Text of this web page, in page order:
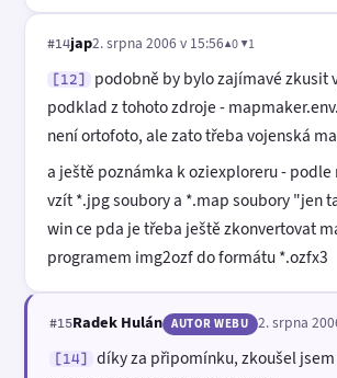
#14jap2. srpna 2006 v 15:56▲0 ▼1
[12]
podobně by bylo zajímavé zkusit
podklad z tohoto zdroje -
není ortofoto, ale zato třeba vojenská
a ještě poznámka k oziexploreru - podle
vzít *.jpg soubory a *.map soubory "jen
win ce pda je třeba ještě zkonvertovat
programem img2ozf do formátu *.ozfx3
#15Radek Hulán AUTOR WEBU 2. srpna
[14]
díky za připomínku, zkoušel